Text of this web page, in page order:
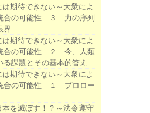
は期待できない～大衆によ
合の可能性 ３ 力の序列
界
は期待できない～大衆によ
合の可能性 ２ 今、人類
る課題とその基本的答え
は期待できない～大衆によ
合の可能性 １ プロロー
本を滅ぼす！？～法令遵守